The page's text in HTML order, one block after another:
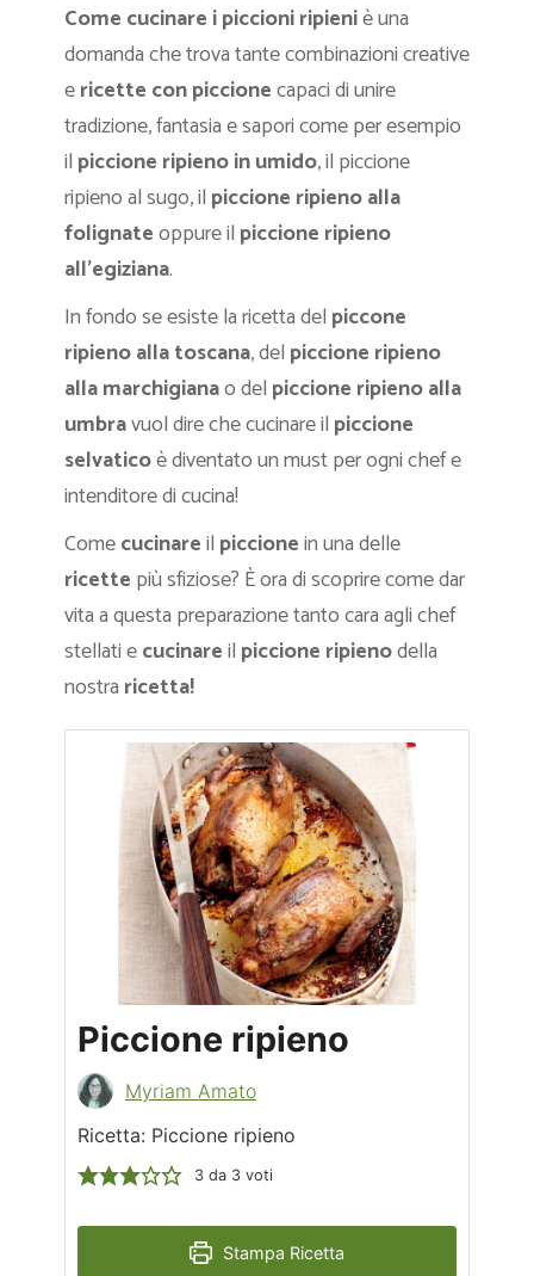
Come cucinare i piccioni ripieniè una
domanda che trova tante combinazioni creative
ericette con piccionecapaci di unire
tradizione, fantasia e sapori come per esempio
il piccione ripieno in umido, il piccione
ripieno al sugo, il piccione ripieno alla
folignateoppure il piccione ripieno
all’egiziana.
In fondo se esiste la ricetta del piccone
ripieno alla toscana, del piccione ripieno
alla marchigianao del piccione ripieno alla
umbravuol dire che cucinare il piccione
selvaticoè diventato un must per ogni chef e
intenditore di cucina!
Comecucinareil piccionein una delle
ricette più sfiziose? È ora di scoprire come dar
vita a questa preparazione tanto cara agli chef
stellati ecucinareil piccione ripienodella
nostra ricetta!
Piccione ripieno
Myriam Amato
Ricetta: Piccione ripieno
3da 3voti
Stampa Ricetta